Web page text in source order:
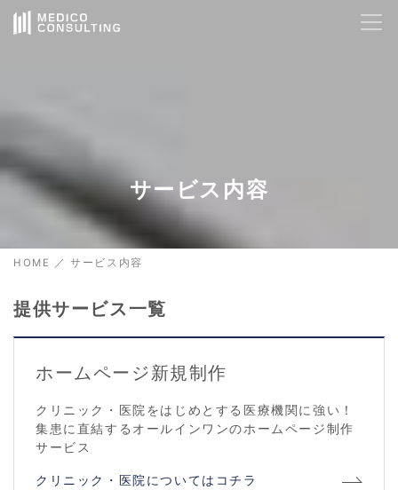
サービス内容
HOME ／サービス内容
提供サービス一覧
ホームページ新規制作
クリニック・医院をはじめとする医療機関に強い！
集患に直結するオールインワンのホームページ制作
サービス
クリニック・医院についてはコチラ